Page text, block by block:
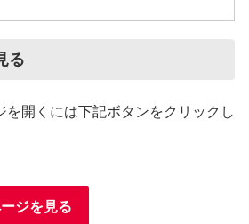
る
を開くには下記ボタンをクリックし
ジを見る